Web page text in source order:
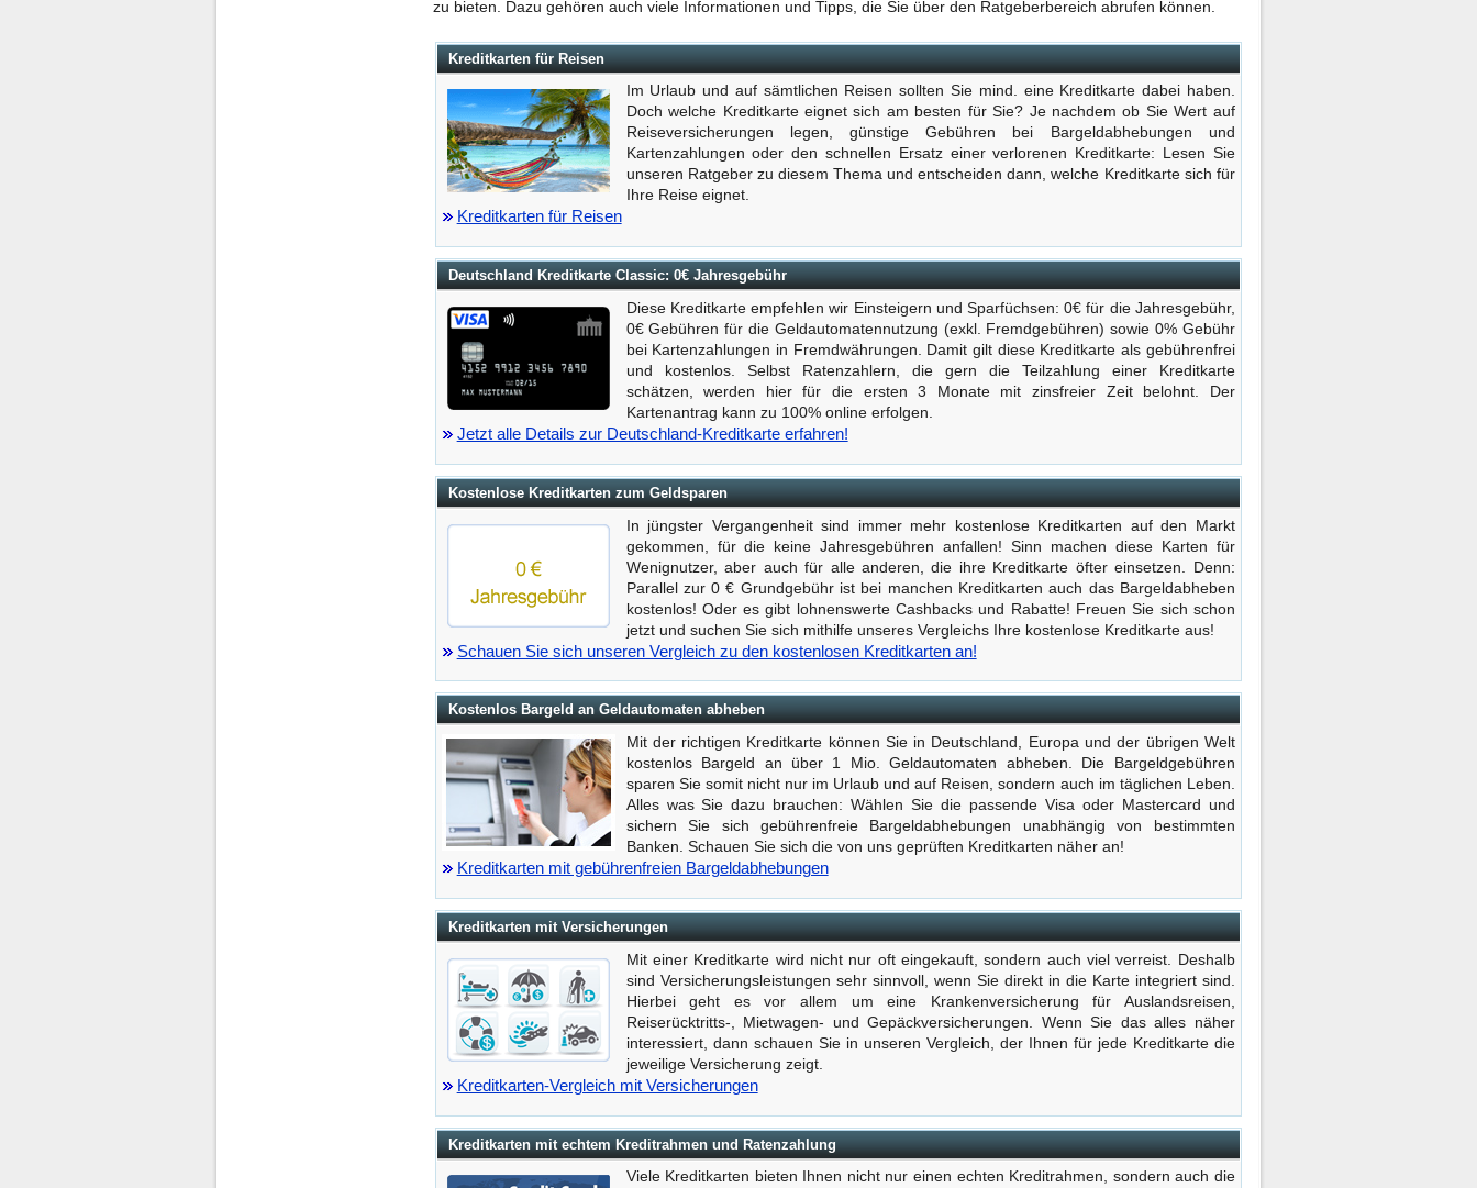
zu bieten. Dazu gehören auch viele Informationen und Tipps, die Sie über den Ratgeberbereich abrufen können.
Kreditkarten für Reisen
Im Urlaub und auf sämtlichen Reisen sollten Sie mind. eine Kreditkarte dabei haben.
Doch welche Kreditkarte eignet sich am besten für Sie? Je nachdem ob Sie Wert auf
Reiseversicherungen legen, günstige Gebühren bei Bargeldabhebungen und
Kartenzahlungen oder den schnellen Ersatz einer verlorenen Kreditkarte: Lesen Sie
unseren Ratgeber zu diesem Thema und entscheiden dann, welche Kreditkarte sich für
Ihre Reise eignet.
Kreditkarten für Reisen
Deutschland Kreditkarte Classic: 0€ Jahresgebühr
Diese Kreditkarte empfehlen wir Einsteigern und Sparfüchsen: 0€ für die Jahresgebühr,
0€ Gebühren für die Geldautomatennutzung (exkl. Fremdgebühren) sowie 0% Gebühr
bei Kartenzahlungen in Fremdwährungen. Damit gilt diese Kreditkarte als gebührenfrei
und kostenlos. Selbst Ratenzahlern, die gern die Teilzahlung einer Kreditkarte
schätzen, werden hier für die ersten 3 Monate mit zinsfreier Zeit belohnt. Der
Kartenantrag kann zu 100% online erfolgen.
Jetzt alle Details zur Deutschland-Kreditkarte erfahren!
Kostenlose Kreditkarten zum Geldsparen
In jüngster Vergangenheit sind immer mehr kostenlose Kreditkarten auf den Markt
gekommen, für die keine Jahresgebühren anfallen! Sinn machen diese Karten für
Wenignutzer, aber auch für alle anderen, die ihre Kreditkarte öfter einsetzen. Denn:
Parallel zur 0 € Grundgebühr ist bei manchen Kreditkarten auch das Bargeldabheben
kostenlos! Oder es gibt lohnenswerte Cashbacks und Rabatte! Freuen Sie sich schon
jetzt und suchen Sie sich mithilfe unseres Vergleichs Ihre kostenlose Kreditkarte aus!
Schauen Sie sich unseren Vergleich zu den kostenlosen Kreditkarten an!
Kostenlos Bargeld an Geldautomaten abheben
Mit der richtigen Kreditkarte können Sie in Deutschland, Europa und der übrigen Welt
kostenlos Bargeld an über 1 Mio. Geldautomaten abheben. Die Bargeldgebühren
sparen Sie somit nicht nur im Urlaub und auf Reisen, sondern auch im täglichen Leben.
Alles was Sie dazu brauchen: Wählen Sie die passende Visa oder Mastercard und
sichern Sie sich gebührenfreie Bargeldabhebungen unabhängig von bestimmten
Banken. Schauen Sie sich die von uns geprüften Kreditkarten näher an!
Kreditkarten mit gebührenfreien Bargeldabhebungen
Kreditkarten mit Versicherungen
Mit einer Kreditkarte wird nicht nur oft eingekauft, sondern auch viel verreist. Deshalb
sind Versicherungsleistungen sehr sinnvoll, wenn Sie direkt in die Karte integriert sind.
Hierbei geht es vor allem um eine Krankenversicherung für Auslandsreisen,
Reiserücktritts-, Mietwagen- und Gepäckversicherungen. Wenn Sie das alles näher
interessiert, dann schauen Sie in unseren Vergleich, der Ihnen für jede Kreditkarte die
jeweilige Versicherung zeigt.
Kreditkarten-Vergleich mit Versicherungen
Kreditkarten mit echtem Kreditrahmen und Ratenzahlung
Viele Kreditkarten bieten Ihnen nicht nur einen echten Kreditrahmen, sondern auch die